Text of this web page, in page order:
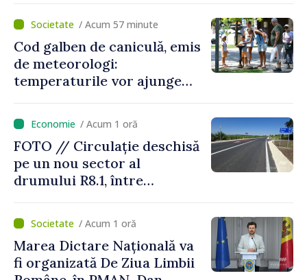
/ Acum 57 minute
Cod galben de caniculă, emis
de meteorologi:
temperaturile vor ajunge
/ Acum 1 oră
FOTO // Circulație deschisă
pe un nou sector al
drumului R8.1, între
Bolea: „Drumuri bune
înseamnă deplasări sigure
ale agenților economici și
cetățenilor”
/ Acum 1 oră
Marea Dictare Națională va
fi organizată De Ziua Limbii